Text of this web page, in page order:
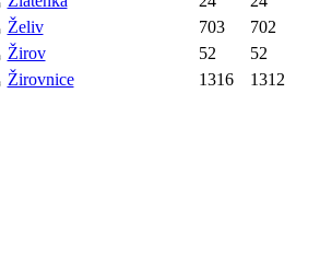
Želiv
703
702
Žirov
52
52
Žirovnice
1316 1312